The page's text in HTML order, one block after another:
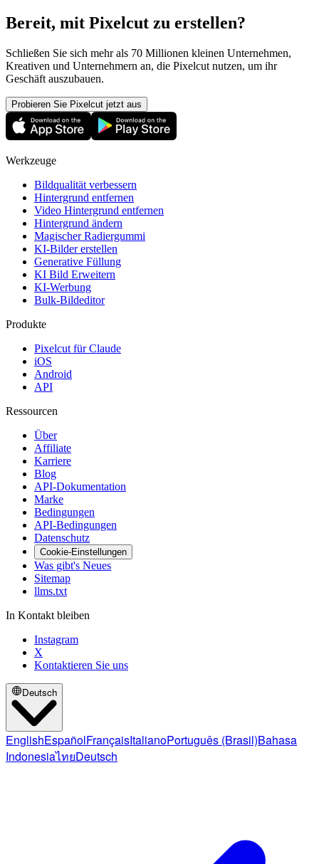
Bereit, mit Pixelcut zu erstellen?
Schließen Sie sich mehr als 70 Millionen kleinen Unternehmen,
Kreativen und Unternehmern an, die Pixelcut nutzen, um ihr
Geschäft auszubauen.
Probieren Sie Pixelcut jetzt aus
Werkzeuge
Bildqualität verbessern
Hintergrund entfernen
Video Hintergrund entfernen
Hintergrund ändern
Magischer Radiergummi
KI-Bilder erstellen
Generative Füllung
KI Bild Erweitern
KI-Werbung
Bulk-Bildeditor
Produkte
Pixelcut für Claude
iOS
Android
API
Ressourcen
Über
Affiliate
Karriere
Blog
API-Dokumentation
Marke
Bedingungen
API-Bedingungen
Datenschutz
Cookie-Einstellungen
Was gibt's Neues
Sitemap
llms.txt
In Kontakt bleiben
Instagram
X
Kontaktieren Sie uns
Deutsch
EnglishEspañolFrançaisItalianoPortuguês (Brasil)Bahasa
IndonesiaไทยDeutsch